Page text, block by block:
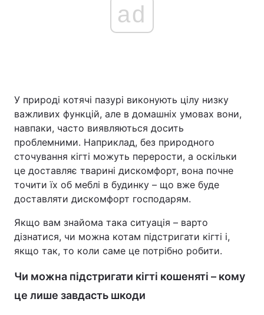
Головна Війна
Економіка Світ
Спорт Наука
Техно і зв'язок Лайт
Зброя Інциденти
Здоров'я Туризм
Цікавинки Погода
ad
У природі котячі пазурі виконують цілу низку
важливих функцій, але в домашніх умовах вони,
навпаки, часто виявляються досить
проблемними. Наприклад, без природного
сточування кігті можуть перерости, а оскільки
це доставляє тварині дискомфорт, вона почне
точити їх об меблі в будинку – що вже буде
доставляти дискомфорт господарям.
Якщо вам знайома така ситуація – варто
дізнатися, чи можна котам підстригати кігті і,
якщо так, то коли саме це потрібно робити.
Чи можна підстригати кігті кошеняті – кому
це лише завдасть шкоди